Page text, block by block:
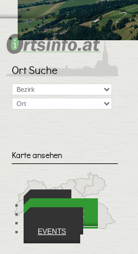
WIRTSCHAFT
EVENTS
Ort Suche
Karte ansehen